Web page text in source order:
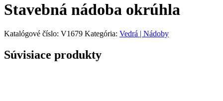
Stavebná nádoba okrúhla
Katalógové číslo: V1679 Kategória: Vedrá | Nádoby
Súvisiace produkty